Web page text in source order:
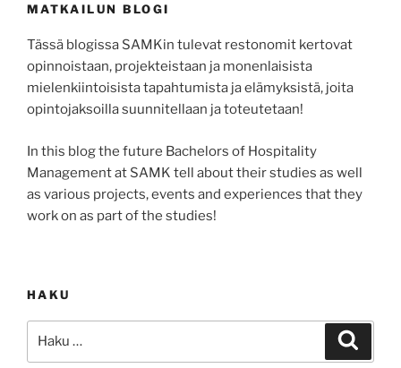
MATKAILUN BLOGI
Tässä blogissa SAMKin tulevat restonomit kertovat
opinnoistaan, projekteistaan ja monenlaisista
mielenkiintoisista tapahtumista ja elämyksistä, joita
opintojaksoilla suunnitellaan ja toteutetaan!
In this blog the future Bachelors of Hospitality
Management at SAMK tell about their studies as well
as various projects, events and experiences that they
work on as part of the studies!
HAKU